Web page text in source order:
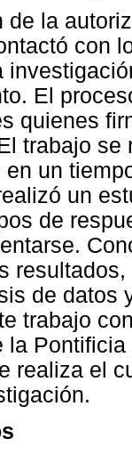
de la
con
El
quienes
trabajo
un
un
de
de datos
trabajo
la
realiza el